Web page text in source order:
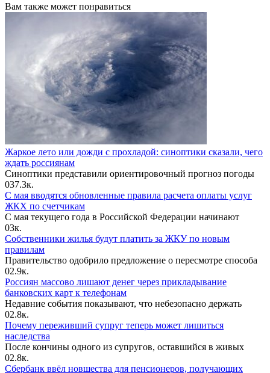
Вам также может понравиться
Жаркое лето или дожди с прохладой: синоптики сказали, чего
ждать россиянам
Синоптики представили ориентировочный прогноз погоды
037.3к.
С мая вводятся обновленные правила расчета оплаты услуг
ЖКХ по счетчикам
С мая текущего года в Российской Федерации начинают
03к.
Собственники жилья будут платить за ЖКУ по новым
правилам
Правительство одобрило предложение о пересмотре способа
02.9к.
Россиян массово лишают денег через прикладывание
банковских карт к телефонам
Недавние события показывают, что небезопасно держать
02.8к.
Почему переживший супруг теперь может лишиться
наследства
После кончины одного из супругов, оставшийся в живых
02.8к.
Сбербанк ввёл новшества для пенсионеров, получающих